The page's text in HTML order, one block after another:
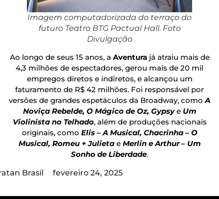
Imagem computadorizada do terraço do
futuro Teatro BTG Pactual Hall. Foto
Divulgação
Ao longo de seus 15 anos, a Aventurajá atraiu mais de
4,3 milhões de espectadores, gerou mais de 20 mil
empregos diretos e indiretos, e alcançou um
faturamento de R$ 42 milhões. Foi responsável por
versões de grandes espetáculos da Broadway, comoA
Noviça Rebelde, O Mágico de Oz, Gypsye Um
Violinista no Telhado, além de produções nacionais
originais, como Elis – A Musical, Chacrinha – O
Musical, Romeu + Julietae Merlin e Arthur – Um
Sonho de Liberdade.
Brasil
fevereiro 24, 2025